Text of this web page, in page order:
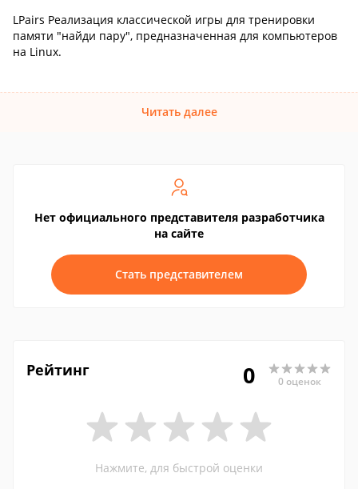
LPairs Реализация классической игры для тренировки
памяти "найди пару", предназначенная для компьютеров
на Linux.
Читать далее
Нет официального представителя разработчика
на сайте
Стать представителем
Рейтинг 0 0 оценок
Нажмите, для быстрой оценки